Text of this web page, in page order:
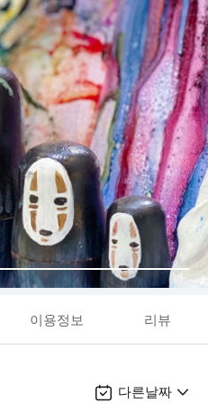
이용정보 리뷰
다른날짜